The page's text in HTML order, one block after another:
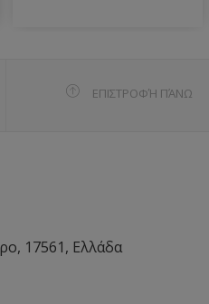
ΕΠΙΣΤΡΟΦΉ ΠΆΝΩ
17561, Ελλάδα